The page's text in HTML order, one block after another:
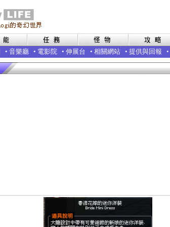
• 音樂廳 • 電影院 • 伸展台 • 相關網站 • 提供與回報 •